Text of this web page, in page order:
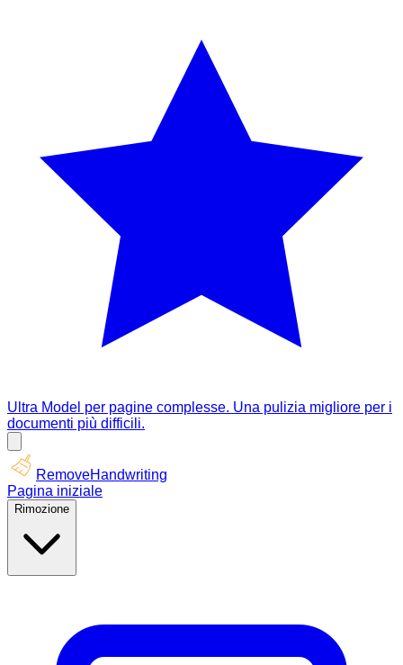
Ultra Model per pagine complesse. Una pulizia migliore per i
documenti più difficili.
RemoveHandwriting
Pagina iniziale
Rimozione